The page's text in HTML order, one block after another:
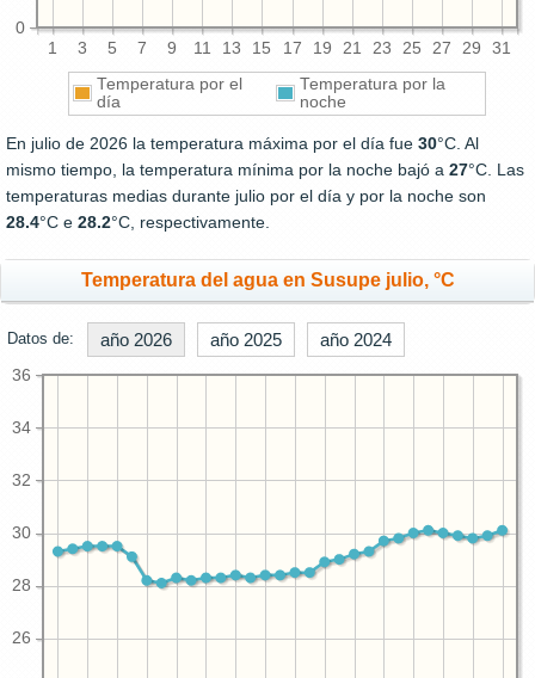
1 3 5 7 9 11 13 15 17 19 21 23 25 27 29 31
0
Temperatura por el
día
Temperatura por la
noche
En julio de 2026 la temperatura máxima por el día fue 30°C. Al
mismo tiempo, la temperatura mínima por la noche bajó a 27°C. Las
temperaturas medias durante julio por el día y por la noche son
28.4°C e 28.2°C, respectivamente.
Temperatura del agua en Susupe julio, °C
Datos de: año 2026 año 2025 año 2024
26
28
30
32
34
36